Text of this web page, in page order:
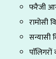
फरैजी
रामोसी
सन्यासी
पाॅलिगरों